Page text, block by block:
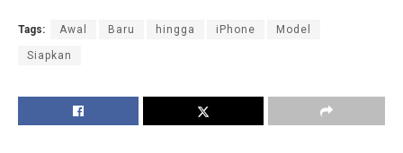
Tags: Awal Baru hingga iPhone Model
Siapkan